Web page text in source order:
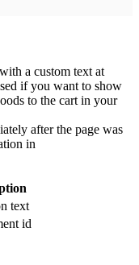
a custom text at
if you want to show
to the cart in your
after the page was
in
text
id